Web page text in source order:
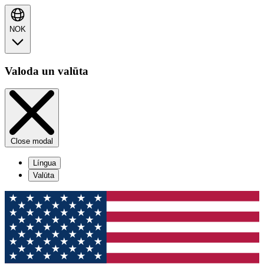
NOK
Valoda un valūta
Close modal
Língua
Valūta